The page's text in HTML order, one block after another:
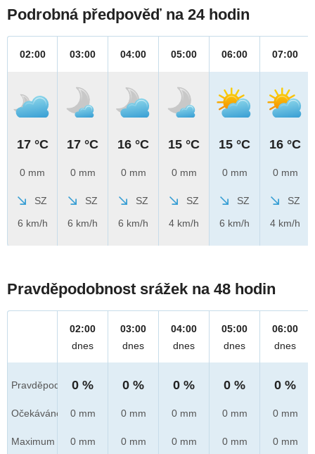
Podrobná předpověď na 24 hodin
02:00
17 °C
0 mm
SZ
6 km/h
03:00
17 °C
0 mm
SZ
6 km/h
04:00
16 °C
0 mm
SZ
6 km/h
05:00
15 °C
0 mm
SZ
4 km/h
06:00
15 °C
0 mm
SZ
6 km/h
07:00
16 °C
0 mm
SZ
4 km/h
Pravděpodobnost srážek na 48 hodin
Pravděpod.
Očekáváno
Maximum
02:00
dnes
0 %
0 mm
0 mm
03:00
dnes
0 %
0 mm
0 mm
04:00
dnes
0 %
0 mm
0 mm
05:00
dnes
0 %
0 mm
0 mm
06:00
dnes
0 %
0 mm
0 mm